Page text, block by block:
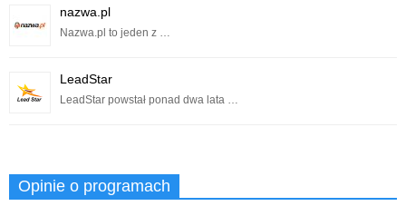
nazwa.pl
Nazwa.pl to jeden z …
LeadStar
LeadStar powstał ponad dwa lata …
Opinie o programach